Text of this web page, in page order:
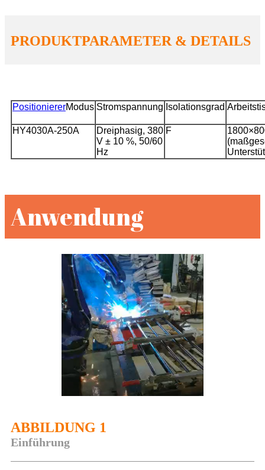
PRODUKTPARAMETER & DETAILS
PositioniererModus Stromspannung Isolationsgrad
HY4030A-250A
Dreiphasig, 380
V ± 10 %, 50/60
Hz
F
Anwendung
ABBILDUNG 1
Einführung